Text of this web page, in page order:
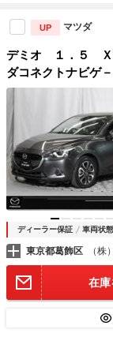
UP マツダ
デミオ １．５
ダコネクトナビ
ーター ＥＴＣ ２
ＥＤ イモビライ
ス クルーズＣ
ディーラー保証 車両状
東京都葛飾区 （
在庫